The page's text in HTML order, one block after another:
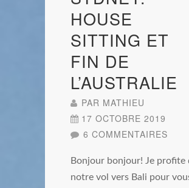
HOUSE
SITTING ET
FIN DE
L’AUSTRALIE
PAR MATHIEU
17 OCTOBRE 2019
6 COMMENTAIRES
Bonjour bonjour! Je profite
notre vol vers Bali pour